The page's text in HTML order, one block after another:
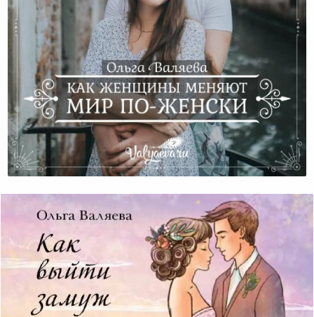
Как Женщины Меняют Мир По-Женски